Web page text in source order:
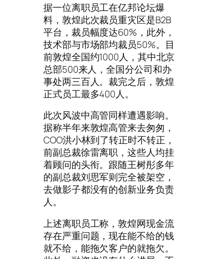
据一位离职员工在亿邦论坛爆
料，敦煌此次裁员重灾区是B2B
平台，裁员幅度达60%，此外，
技术部与市场部均裁员50%。目
前敦煌全国约1000人，其中北京
总部500来人，全国分公司和办
事处两三百人。裁完之后，敦煌
正式员工最多400人。
此次风波中高管同样遭遇影响。
据称半年来敦煌高管来去匆匆，
COO洪小林到了转正时不转正，
前副总裁徐雷离职，这些人均挂
着顾问的头衔。跟随王树彤多年
的副总裁刘思军则完全被架空，
去做影子都没有的创新业务负责
人。
上述离职员工称，敦煌网现金流
存在严重问题，现在能不给的钱
就不给，能拖欠客户的就拖欠。